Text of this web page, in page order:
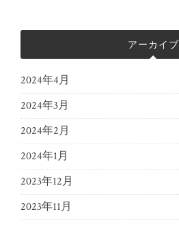
アーカイブ
2024年4月
2024年3月
2024年2月
2024年1月
2023年12月
2023年11月